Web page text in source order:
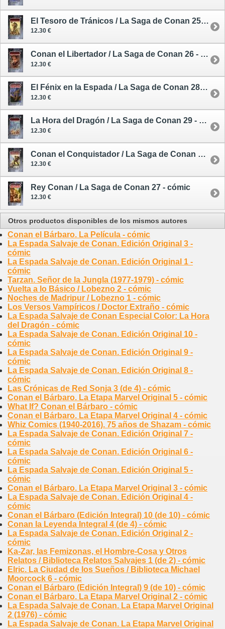
El Tesoro de Tránicos / La Saga de Conan 25 - cómic
12.30 €
Conan el Libertador / La Saga de Conan 26 - cómic
12.30 €
El Fénix en la Espada / La Saga de Conan 28 - cómic
12.30 €
La Hora del Dragón / La Saga de Conan 29 - cómic
12.30 €
Conan el Conquistador / La Saga de Conan 30 - cómic
12.30 €
Rey Conan / La Saga de Conan 27 - cómic
12.30 €
Otros productos disponibles de los mismos autores
Conan el Bárbaro. La Película - cómic
La Espada Salvaje de Conan. Edición Original 3 -
cómic
La Espada Salvaje de Conan. Edición Original 1 -
cómic
Tarzan. Señor de la Jungla (1977-1979) - cómic
Vuelta a lo Básico / Lobezno 2 - cómic
Noches de Madripur / Lobezno 1 - cómic
Los Versos Vampíricos / Doctor Extraño - cómic
La Espada Salvaje de Conan Especial Color: La Hora
del Dragón - cómic
La Espada Salvaje de Conan. Edición Original 10 -
cómic
La Espada Salvaje de Conan. Edición Original 9 -
cómic
La Espada Salvaje de Conan. Edición Original 8 -
cómic
Las Crónicas de Red Sonja 3 (de 4) - cómic
Conan el Bárbaro. La Etapa Marvel Original 5 - cómic
What If? Conan el Bárbaro - cómic
Conan el Bárbaro. La Etapa Marvel Original 4 - cómic
Whiz Comics (1940-2016). 75 años de Shazam - cómic
La Espada Salvaje de Conan. Edición Original 7 -
cómic
La Espada Salvaje de Conan. Edición Original 6 -
cómic
La Espada Salvaje de Conan. Edición Original 5 -
cómic
Conan el Bárbaro. La Etapa Marvel Original 3 - cómic
La Espada Salvaje de Conan. Edición Original 4 -
cómic
Conan el Bárbaro (Edición Integral) 10 (de 10) - cómic
Conan la Leyenda Integral 4 (de 4) - cómic
La Espada Salvaje de Conan. Edición Original 2 -
cómic
Ka-Zar, las Femizonas, el Hombre-Cosa y Otros
Relatos / Biblioteca Relatos Salvajes 1 (de 2) - cómic
Elric. La Ciudad de los Sueños / Biblioteca Michael
Moorcock 6 - cómic
Conan el Bárbaro (Edición Integral) 9 (de 10) - cómic
Conan el Bárbaro. La Etapa Marvel Original 2 - cómic
La Espada Salvaje de Conan. La Etapa Marvel Original
2 (1976) - cómic
La Espada Salvaje de Conan. La Etapa Marvel Original